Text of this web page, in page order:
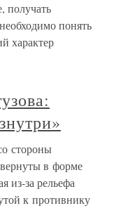
получать
понять
характер
стороны
в форме
из-за рельефа
к противнику